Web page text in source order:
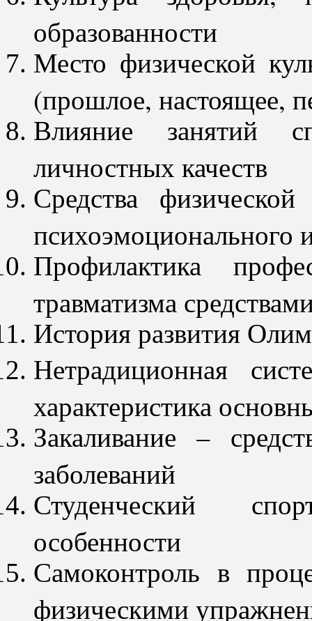
образованности
Место физической
(прошлое, настоящее,
Влияние занятий
личностных качеств
Средства
психоэмоционального
Профилактика
травматизма
История развития
Нетрадиционная
характеристика
Закаливание –
заболеваний
Студенческий
особенности
Самоконтроль в
физическими